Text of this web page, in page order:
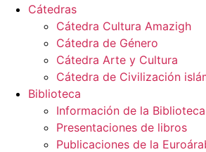
Cátedras
Cátedra Cultura Amazigh
Cátedra de Género
Cátedra Arte y Cultura
Cátedra de Civilización
Biblioteca
Información de la Biblioteca
Presentaciones de libros
Publicaciones de la